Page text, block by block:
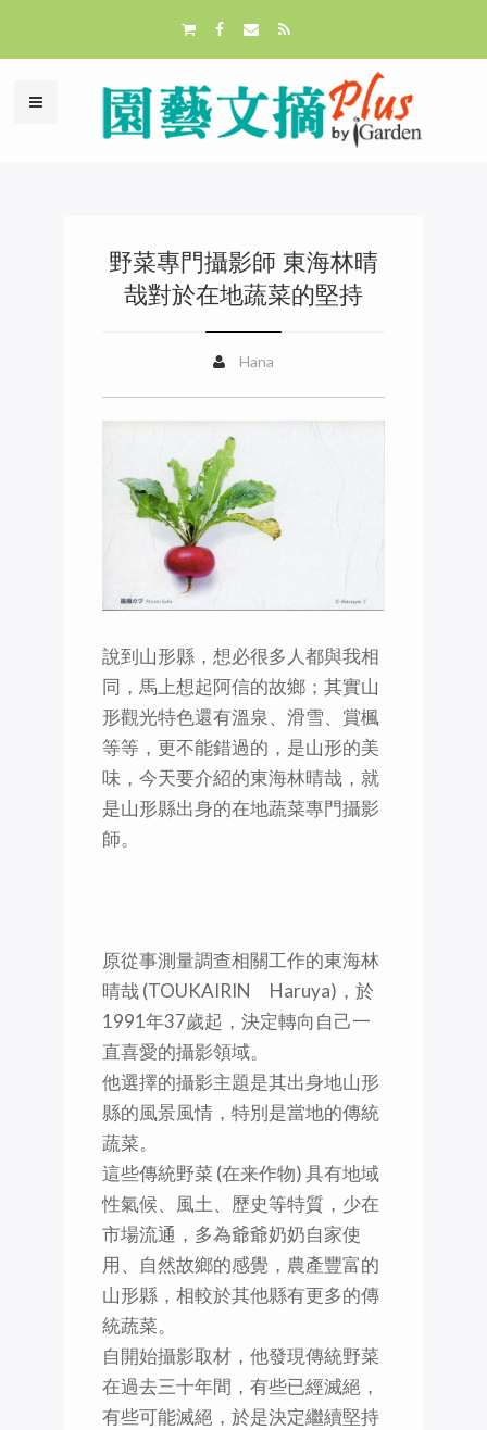
野菜專門攝影師 東海林晴
哉對於在地蔬菜的堅持
Hana
說到山形縣，想必很多人都與我相
同，馬上想起阿信的故鄉；其實山
形觀光特色還有溫泉、滑雪、賞楓
等等，更不能錯過的，是山形的美
味，今天要介紹的東海林晴哉，就
是山形縣出身的在地蔬菜專門攝影
師。
原從事測量調查相關工作的東海林
晴哉 (TOUKAIRIN Haruya)，於
1991年37歲起，決定轉向自己一
直喜愛的攝影領域。
他選擇的攝影主題是其出身地山形
縣的風景風情，特別是當地的傳統
蔬菜。
這些傳統野菜 (在来作物) 具有地域
性氣候、風土、歷史等特質，少在
市場流通，多為爺爺奶奶自家使
用、自然故鄉的感覺，農產豐富的
山形縣，相較於其他縣有更多的傳
統蔬菜。
自開始攝影取材，他發現傳統野菜
在過去三十年間，有些已經滅絕，
有些可能滅絕，於是決定繼續堅持